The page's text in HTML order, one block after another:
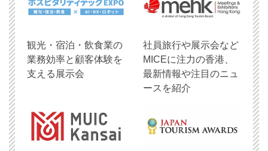
観光・宿泊・飲食業の
業務効率と顧客体験を
支える展示会
社員旅行や展示会など
MICEに注力の香港、
最新情報や注目のニュ
ースを紹介